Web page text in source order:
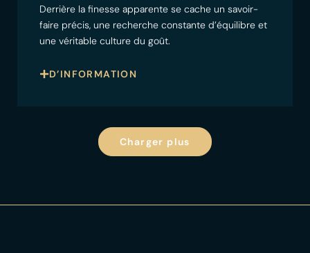
Derrière la finesse apparente se cache un savoir-
faire précis, une recherche constante d’équilibre et
une véritable culture du goût.
D’INFORMATION
Charger plus